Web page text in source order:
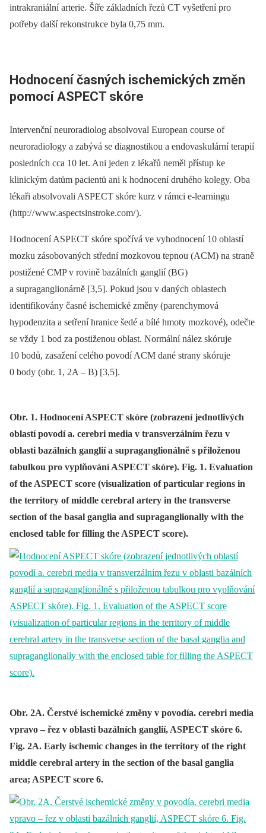
intrakraniální arterie. Šíře základních řezů CT vyšetření pro
potřeby další rekonstrukce byla 0,75 mm.
Hodnocení časných ischemických změn
pomocí ASPECT skóre
Intervenční neuroradiolog absolvoval European course of
neuroradiology a zabývá se diagnostikou a endovaskulární terapií
posledních cca 10 let. Ani jeden z lékařů neměl přístup ke
klinickým datům pacientů ani k hodnocení druhého kolegy. Oba
lékaři absolvovali ASPECT skóre kurz v rámci e-learningu
(http:/ / www.aspectsinstroke.com/ ).
Hodnocení ASPECT skóre spočívá ve vyhodnocení 10 oblastí
mozku zásobovaných střední mozkovou tepnou (ACM) na straně
postižené CMP v rovině bazálních ganglií (BG)
a supraganglionárně [3,5]. Pokud jsou v daných oblastech
identifikovány časné ischemické změny (parenchymová
hypodenzita a setření hranice šedé a bílé hmoty mozkové), odečte
se vždy 1 bod za postiženou oblast. Normální nález skóruje
10 bodů, zasažení celého povodí ACM dané strany skóruje
0 body (obr. 1, 2A –⁠ B) [3,5].
Obr. 1. Hodnocení ASPECT skóre (zobrazení jednotlivých
oblastí povodí a. cerebri media v transverzálním řezu v
oblasti bazálních ganglií a supraganglionálně s přiloženou
tabulkou pro vyplňování ASPECT skóre). Fig. 1. Evaluation
of the ASPECT score (visualization of particular regions in
the territory of middle cerebral artery in the transverse
section of the basal ganglia and supraganglionally with the
enclosed table for filling the ASPECT score).
Obr. 2A. Čerstvé ischemické změny v povodía. cerebri media
vpravo – řez v oblasti bazálních ganglií, ASPECT skóre 6.
Fig. 2A. Early ischemic changes in the territory of the right
middle cerebral artery in the section of the basal ganglia
area; ASPECT score 6.